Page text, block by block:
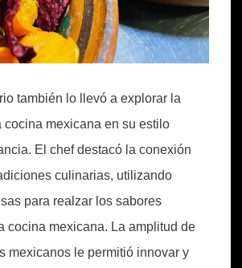
también lo llevó a explorar la
cocina mexicana en su estilo
El chef destacó la conexión
culinarias, utilizando
para realzar los sabores
cocina mexicana. La amplitud de
mexicanos le permitió innovar y